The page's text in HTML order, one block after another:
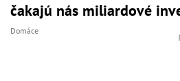
čakajú nás miliardové
Domáce